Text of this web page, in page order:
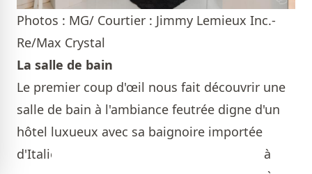
Photos : MG/ Courtier : Jimmy Lemieux Inc.-
Re/Max Crystal
La salle de bain
Le premier coup d'œil nous fait découvrir une
salle de bain à l'ambiance feutrée digne d'un
hôtel luxueux avec sa baignoire importée
d'Italie, sa céramique qui imite le marbre à